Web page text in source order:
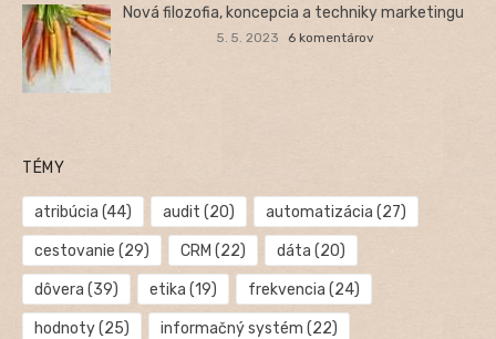
Nová filozofia, koncepcia a techniky marketingu
5. 5. 2023 6 komentárov
TÉMY
atribúcia (44) audit (20) automatizácia (27)
cestovanie (29) CRM (22) dáta (20)
dôvera (39) etika (19) frekvencia (24)
hodnoty(25) informačný systém (22)